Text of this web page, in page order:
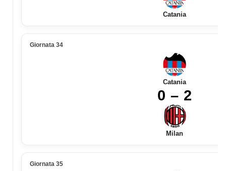
Catania
Giornata 34
Catania
0 – 2
Milan
Giornata 35